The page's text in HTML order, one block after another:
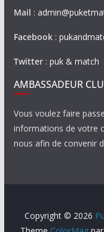
Mail :
Facebook:
Twitter: puk & match
AMBASSADEUR
Vous voulez faire
informations de votre
nous afin de convenir
Copyright © 2026